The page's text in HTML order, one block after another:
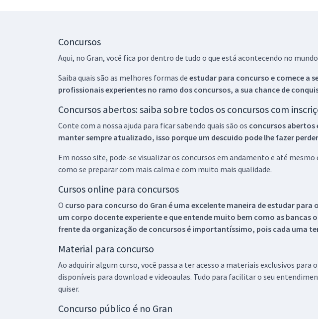
Concursos
Aqui, no Gran, você fica por dentro de tudo o que está acontecendo no
Saiba quais são as melhores formas de estudar para concurso e comece a
profissionais experientes no ramo dos concursos, a sua chance de
Concursos abertos: saiba sobre todos os concursos com
Conte com a nossa ajuda para ficar sabendo quais são os concursos abertos
manter sempre atualizado, isso porque um descuido pode lhe fazer
Em nosso site, pode-se visualizar os concursos em andamento e até
como se preparar com mais calma e com muito mais qualidade.
Cursos online para concursos
O curso para concurso do Gran é uma excelente maneira de estudar
um corpo docente experiente e que entende muito bem como as
frente da organização de concursos é importantíssimo, pois cada uma
Material para concurso
Ao adquirir algum curso, você passa a ter acesso a materiais exclusivos
disponíveis para download e videoaulas. Tudo para facilitar o seu
quiser.
Concurso público é no Gran